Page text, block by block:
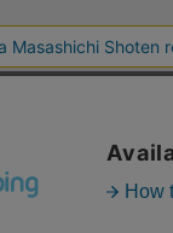
シーポリシー